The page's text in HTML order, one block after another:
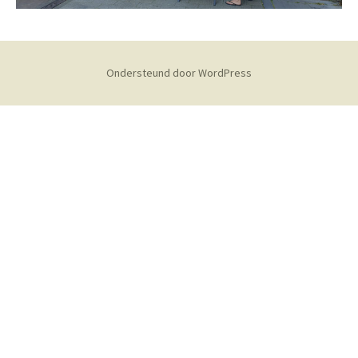
Ondersteund door WordPress